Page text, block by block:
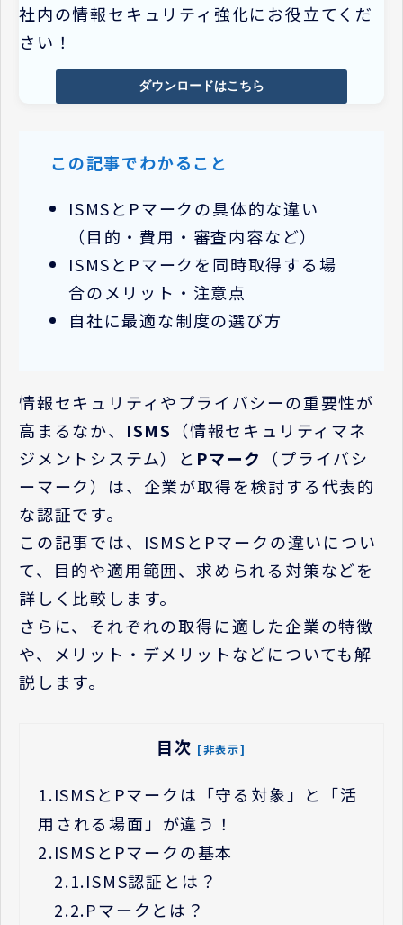
社内の情報セキュリティ強化にお役立てくだ
さい！
ダウンロードはこちら
この記事でわかること
ISMSとPマークの具体的な違い
（目的・費用・審査内容など）
ISMSとPマークを同時取得する場
合のメリット・注意点
自社に最適な制度の選び方
情報セキュリティやプライバシーの重要性が
高まるなか、 ISMS （情報セキュリティマネ
ジメントシステム）と Pマーク
（プライバシ
ーマーク）は、企業が取得を検討する代表的
な認証です。
この記事では、 ISMSと Pマークの違いについ
て、目的や適用範囲、求められる対策などを
詳しく比較します。
さらに、それぞれの取得に適した企業の特徴
や、メリット・デメリットなどについても解
説します。
目次 [非表示]
1.ISMSとPマークは「守る対象」と「活
用される場面」が違う！
2.ISMSとPマークの基本
2.1.ISMS認証とは？
2.2.Pマークとは？